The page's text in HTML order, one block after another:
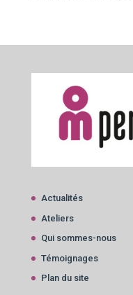
Actualités
Ateliers
Qui sommes-nous
Témoignages
Plan du site